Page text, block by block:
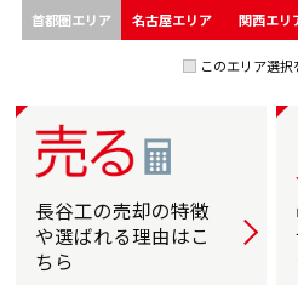
長谷工の売却の特徴
や選ばれる理由はこ
ちら
詳
首都圏エリア 名古屋エリア 関西エリ
このエリア選択